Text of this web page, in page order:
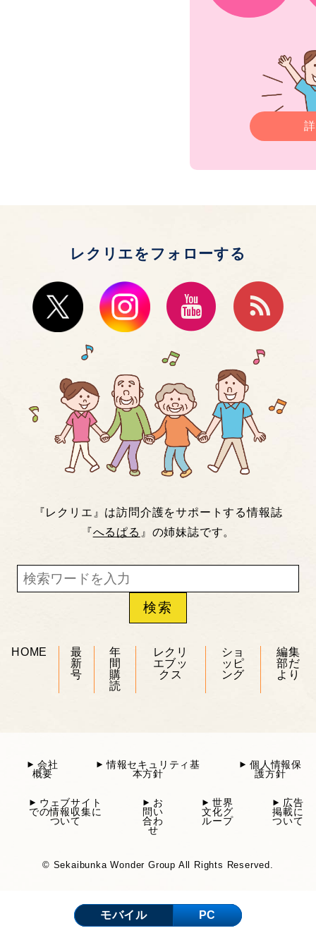
レクリエをフォローする
『レクリエ』は訪問介護をサポートする情報誌
『へるぱる 』の姉妹誌です。
HOME
最
新
号
年
間
購
読
レクリ
エブッ
クス
ショ
ッピ
ング
編集
部だ
より
会社
概要
情報セキュリティ基
本方針
個人情報保
護方針
ウェブサイト
での情報収集に
ついて
お
問い
合わ
せ
世界
文化グ
ループ
広告
掲載に
ついて
© Sekaibunka Wonder Group All Rights Reserved.
モバイル PC